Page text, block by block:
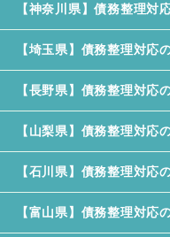
【神奈川県】債務整理対
【埼玉県】債務整理対応
【長野県】債務整理対応
【山梨県】債務整理対応
【石川県】債務整理対応
【富山県】債務整理対応